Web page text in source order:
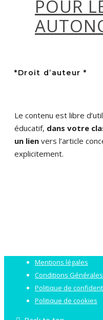
POUR
*Droit d’auteur *
Le contenu est libre
éducatif, dans votre
un lien vers l’article
explicitement.
Mentions légales
Conditions
Politique de
Politique de cookies